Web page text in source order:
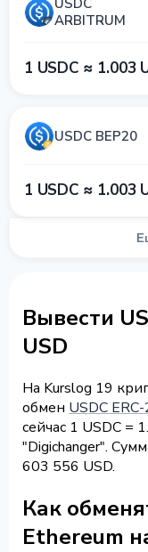
USDC
ARBITRUM
1 USDC ≈ 1.003
USDC BEP20
1 USDC ≈ 1.003
Вывести
USD
На Kurslog 19
обмен USDC
сейчас 1 USDC =
"Digichanger".
603 556 USD.
Как
Ethereum